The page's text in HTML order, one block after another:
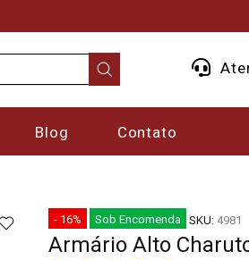
Blog Contato
- 16% Sob Encomenda SKU: 4981
Armário Alto